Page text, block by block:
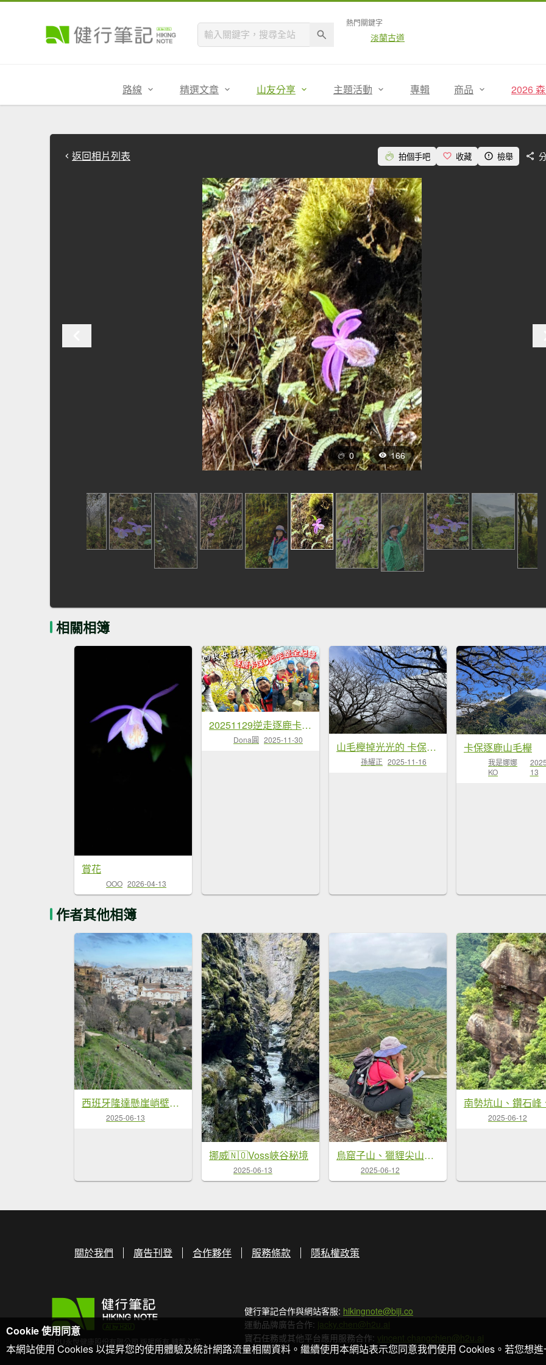
熱門關鍵字
淡蘭古道
路線 精選文章 山友分享 主題活動 專輯 商品 2026
返回相片列表 拍個手吧 收藏 檢舉
0 166
相關相簿
賞花
OOO 2026-04-13
20251129逆走逐鹿卡保環型路線全段全紀錄
Dona圓 2025-11-30
山毛櫸掉光光的 卡保逐鹿O繞 20251115
孫耀正 2025-11-16
卡保逐鹿山毛欅
我是娜娜
KO
13
作者其他相簿
西班牙隆達懸崖峭壁的石城
2025-06-13
挪威🇳🇴Voss峽谷秘境
2025-06-13
烏窟子山、獵貍尖山、黃櫸皮寮山、翡翠之眼O走
2025-06-12
2025-06-12
關於我們 廣告刊登 合作夥伴 服務條款 隱私權政策
H2U永悅健康股份有限公司 版權所有 轉載必究
健行筆記合作與網站客服: hikingnote@biji.co
運動品牌廣告合作: jacky.chen@h2u.ai
寶石任務或其他平台應用服務合作: vincent.changchien@h2u.ai
Cookie 使用同意
本網站使用 Cookies 以提昇您的使用體驗及統計網路流量相關資料。繼續使用本網站表示您同意我們使用 Cookies。若您想